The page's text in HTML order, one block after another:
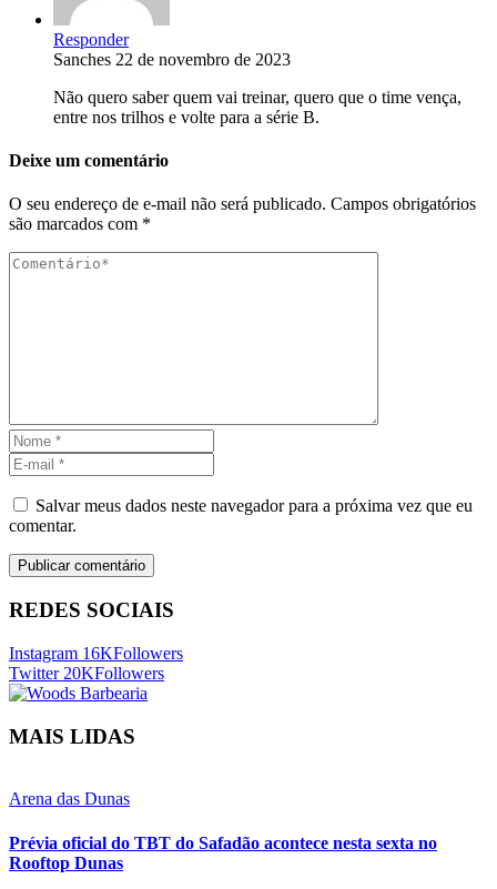
Responder
Sanches 22 de novembro de 2023
Não quero saber quem vai treinar, quero que o time vença,
entre nos trilhos e volte para a série B.
Deixe um comentário
O seu endereço de e-mail não será publicado. Campos obrigatórios
são marcados com *
Salvar meus dados neste navegador para a próxima vez que eu
comentar.
REDES SOCIAIS
Instagram 16KFollowers
Twitter 20KFollowers
MAIS LIDAS
Arena das Dunas
Prévia oficial do TBT do Safadão acontece nesta sexta no
Rooftop Dunas